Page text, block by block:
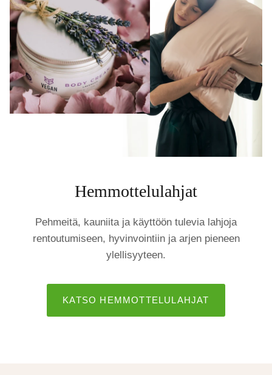
Hemmottelulahjat
Pehmeitä, kauniita ja käyttöön tulevia lahjoja
rentoutumiseen, hyvinvointiin ja arjen pieneen
ylellisyyteen.
KATSO HEMMOTTELULAHJAT